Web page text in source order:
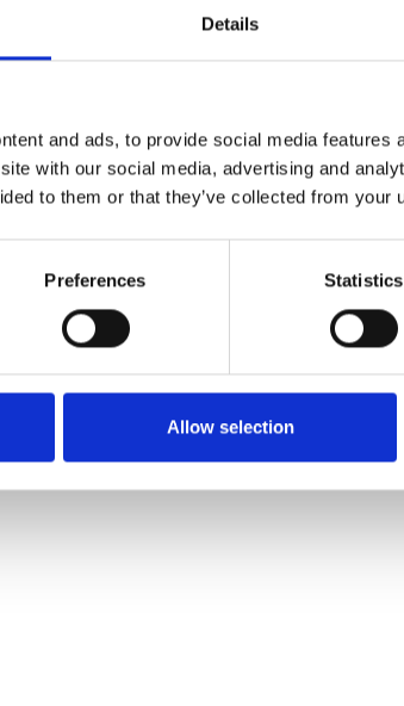
Details
and ads, to provide social media features
with our social media, advertising and
to them or that they’ve collected from your
Preferences Statistics
Allow selection